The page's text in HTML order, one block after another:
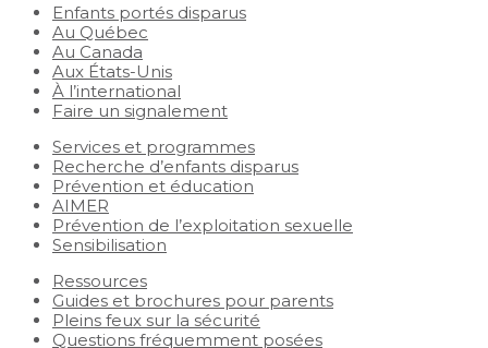
Enfants portés disparus
Au Québec
Au Canada
Aux États-Unis
À l’international
Faire un signalement
Services et programmes
Recherche d’enfants disparus
Prévention et éducation
AIMER
Prévention de l’exploitation sexuelle
Sensibilisation
Ressources
Guides et brochures pour parents
Pleins feux sur la sécurité
Questions fréquemment posées